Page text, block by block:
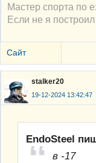
Мастер спорта по
Если не я
Сайт
stalker20
19-12-2024 13:42:47
EndoSteel
в -17